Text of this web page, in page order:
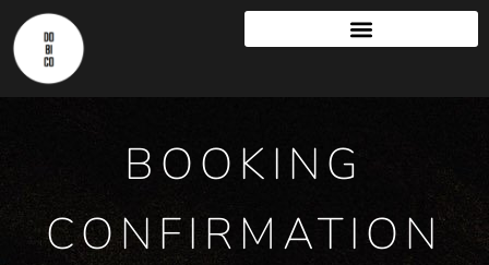
BOOKING
CONFIRMATION